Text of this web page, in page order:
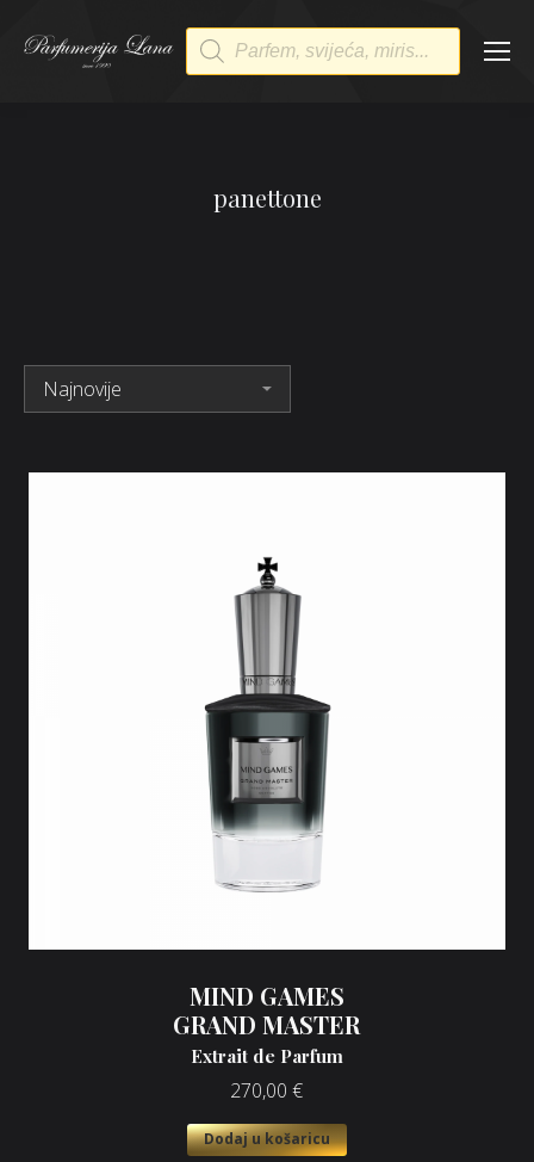
Products
search
panettone
MIND GAMES
GRAND MASTER
Extrait de Parfum
270,00 €
Dodaj u košaricu